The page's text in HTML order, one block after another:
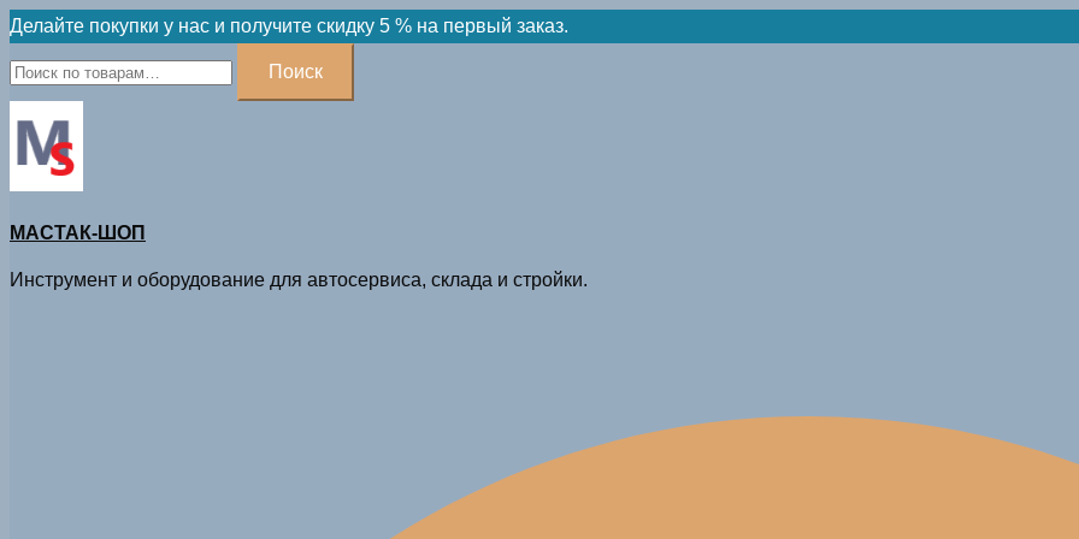
Skip
to
content
Делайте покупки у нас и получите скидку 5 % на первый заказ.
Искать:
Поиск
МАСТАК-ШОП
Инструмент и оборудование для автосервиса, склада и стройки.